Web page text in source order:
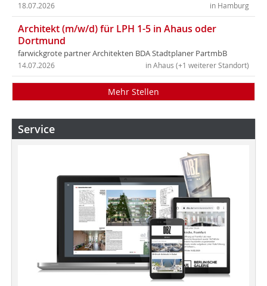
in Hamburg
18.07.2026
Architekt (m/w/d) für LPH 1-5 in Ahaus oder
Dortmund
farwickgrote partner Architekten BDA Stadtplaner PartmbB
in Ahaus (+1 weiterer Standort)
14.07.2026
Mehr Stellen
Service